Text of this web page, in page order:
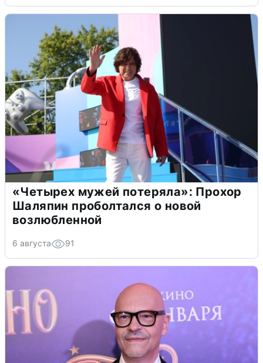
«Четырех мужей потеряла»: Прохор
Шаляпин проболтался о новой
возлюбленной
6 августа 91